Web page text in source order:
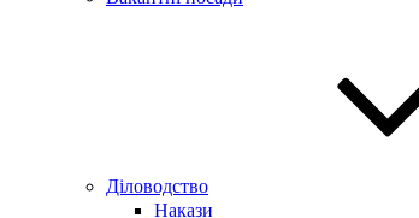
Діловодство
Накази